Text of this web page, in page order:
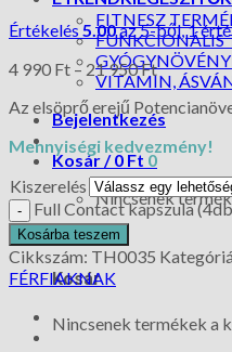
FITNESZ
FUNKCIONÁLIS
VITAMIN,
Bejelentkezés
Kosár /0Ft 0
Nincsenek
0
Kosár
Nincsenek termékek a
Értékelés5.00az 5-ből,1
4 990 Ft –21 950Ft
Az elsöprő erejű
Mennyiségi kedvezmény!
Kiszerelés
Full Contact kapszula
Kosárba teszem
Cikkszám: TH0035
FÉRFIAKNAK